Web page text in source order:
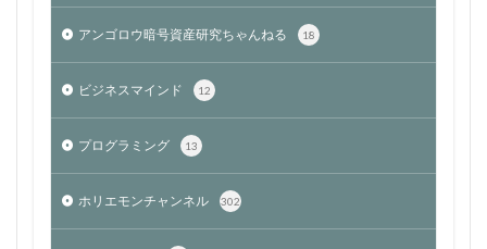
アンゴロウ暗号資産研究ちゃんねる 18
ビジネスマインド 12
プログラミング 13
ホリエモンチャンネル 302